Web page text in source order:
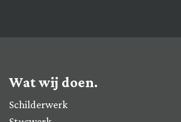
Wat wij doen.
Schilderwerk